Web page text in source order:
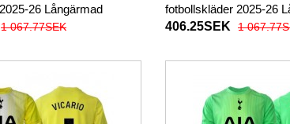
26 Långärmad
1 067.77SEK
fotbollskläder 2025-26
406.25SEK
1